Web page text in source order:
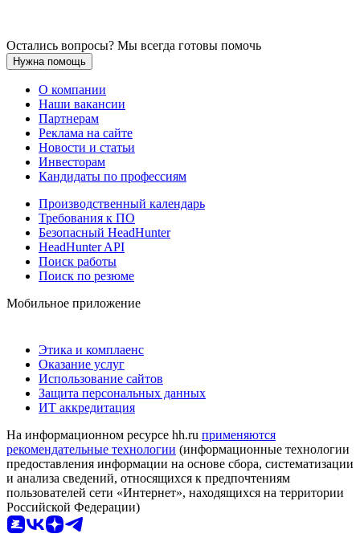
Остались вопросы? Мы всегда готовы помочь
Нужна помощь
О компании
Наши вакансии
Партнерам
Реклама на сайте
Новости и статьи
Инвесторам
Кандидаты по профессиям
Производственный календарь
Требования к ПО
Безопасный HeadHunter
HeadHunter API
Поиск работы
Поиск по резюме
Мобильное приложение
Этика и комплаенс
Оказание услуг
Использование сайтов
Защита персональных данных
ИТ аккредитация
На информационном ресурсе hh.ru применяются
рекомендательные технологии (информационные технологии
предоставления информации на основе сбора, систематизации
и анализа сведений, относящихся к предпочтениям
пользователей сети «Интернет», находящихся на территории
Российской Федерации)